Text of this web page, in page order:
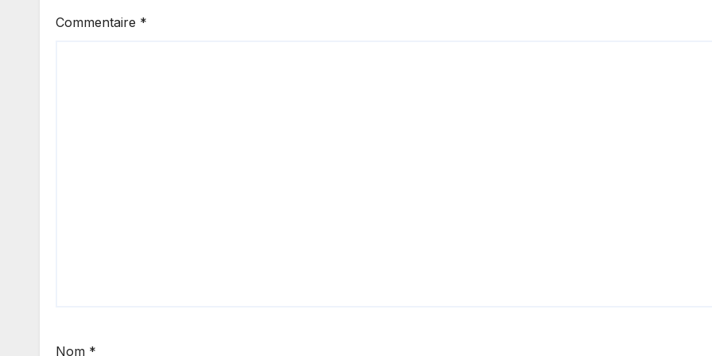
Commentaire *
Nom *